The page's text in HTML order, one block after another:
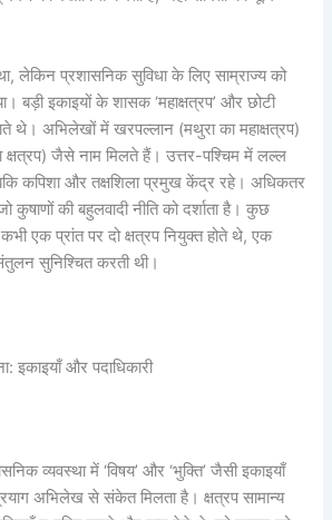
लेकिन प्रशासनिक सुविधा के लिए साम्राज्य को
बड़ी इकाइयों के शासक ‘महाक्षत्रप’ और छोटी
थे। अभिलेखों में खरपल्लान (मथुरा का महाक्षत्रप)
क्षत्रप) जैसे नाम मिलते हैं। उत्तर-पश्चिम में लल्ल
कपिशा और तक्षशिला प्रमुख केंद्र रहे। अधिकतर
कुषाणों की बहुलवादी नीति को दर्शाता है। कुछ
एक प्रांत पर दो क्षत्रप नियुक्त होते थे, एक
सुनिश्चित करती थी।
इकाइयाँ और पदाधिकारी
व्यवस्था में ‘विषय’ और ‘भुक्ति’ जैसी इकाइयाँ
अभिलेख से संकेत मिलता है। क्षत्रप सामान्य